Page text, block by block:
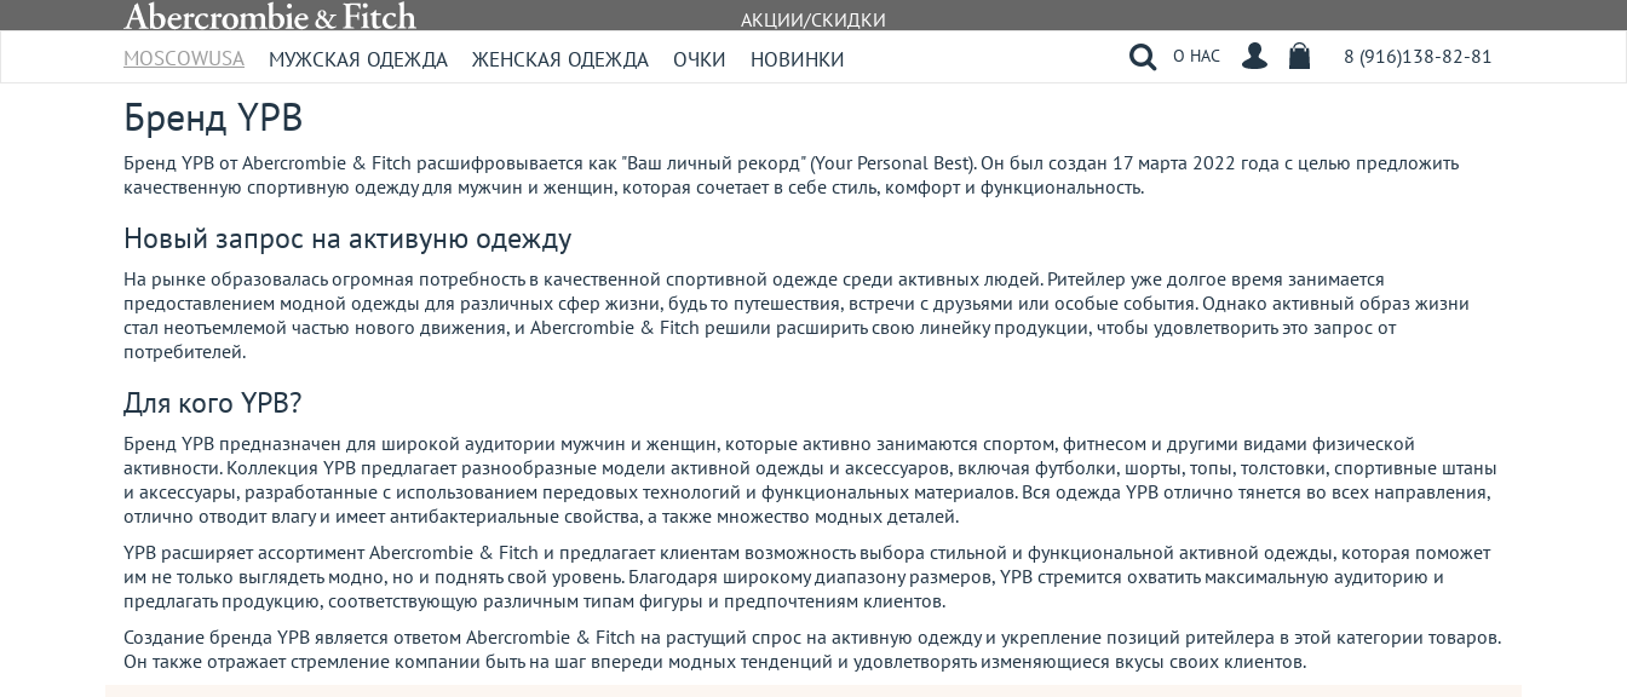
АКЦИИ/СКИДКИ
MOSCOWUSA МУЖСКАЯ ОДЕЖДА ЖЕНСКАЯ ОДЕЖДА ОЧКИ НОВИНКИ О НАС 8 (916)138-82-81
Бренд YPB
Бренд YPB от Abercrombie & Fitch расшифровывается как "Ваш личный рекорд" (Your Personal Best). Он был создан 17 марта 2022 года с целью предложить
качественную спортивную одежду для мужчин и женщин, которая сочетает в себе стиль, комфорт и функциональность.
Новый запрос на активуню одежду
На рынке образовалась огромная потребность в качественной спортивной одежде среди активных людей. Ритейлер уже долгое время занимается
предоставлением модной одежды для различных сфер жизни, будь то путешествия, встречи с друзьями или особые события. Однако активный образ жизни
стал неотъемлемой частью нового движения, и Abercrombie & Fitch решили расширить свою линейку продукции, чтобы удовлетворить это запрос от
потребителей.
Для кого YPB?
Бренд YPB предназначен для широкой аудитории мужчин и женщин, которые активно занимаются спортом, фитнесом и другими видами физической
активности. Коллекция YPB предлагает разнообразные модели активной одежды и аксессуаров, включая футболки, шорты, топы, толстовки, спортивные штаны
и аксессуары, разработанные с использованием передовых технологий и функциональных материалов. Вся одежда YPB отлично тянется во всех направления,
отлично отводит влагу и имеет антибактериальные свойства, а также множество модных деталей.
YPB расширяет ассортимент Abercrombie & Fitch и предлагает клиентам возможность выбора стильной и функциональной активной одежды, которая поможет
им не только выглядеть модно, но и поднять свой уровень. Благодаря широкому диапазону размеров, YPB стремится охватить максимальную аудиторию и
предлагать продукцию, соответствующую различным типам фигуры и предпочтениям клиентов.
Создание бренда YPB является ответом Abercrombie & Fitch на растущий спрос на активную одежду и укрепление позиций ритейлера в этой категории товаров.
Он также отражает стремление компании быть на шаг впереди модных тенденций и удовлетворять изменяющиеся вкусы своих клиентов.